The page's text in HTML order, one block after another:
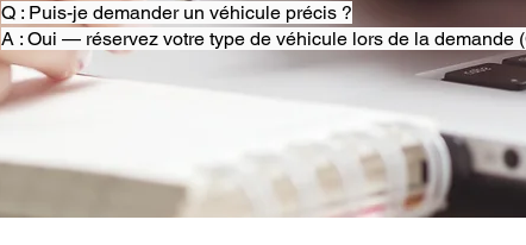
Q : Puis-je demander un véhicule précis ?
A : Oui — réservez votre type de véhicule lors de la demande